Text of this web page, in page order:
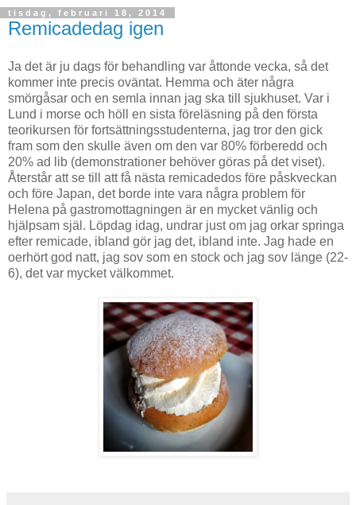
tisdag, februari 18, 2014
Remicadedag igen
Ja det är ju dags för behandling var åttonde vecka, så det
kommer inte precis oväntat. Hemma och äter några
smörgåsar och en semla innan jag ska till sjukhuset. Var i
Lund i morse och höll en sista föreläsning på den första
teorikursen för fortsättningsstudenterna, jag tror den gick
fram som den skulle även om den var 80% förberedd och
20% ad lib (demonstrationer behöver göras på det viset).
Återstår att se till att få nästa remicadedos före påskveckan
och före Japan, det borde inte vara några problem för
Helena på gastromottagningen är en mycket vänlig och
hjälpsam själ. Löpdag idag, undrar just om jag orkar springa
efter remicade, ibland gör jag det, ibland inte. Jag hade en
oerhört god natt, jag sov som en stock och jag sov länge (22-
6), det var mycket välkommet.